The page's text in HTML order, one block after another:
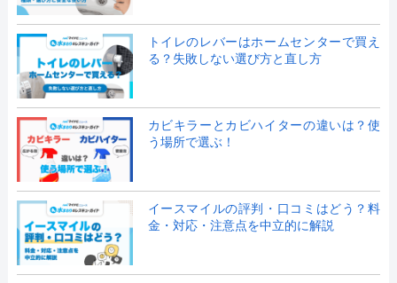
トイレのレバーはホームセンターで買え
る？失敗しない選び方と直し方
カビキラーとカビハイターの違いは？使
う場所で選ぶ！
イースマイルの評判・口コミはどう？料
金・対応・注意点を中立的に解説